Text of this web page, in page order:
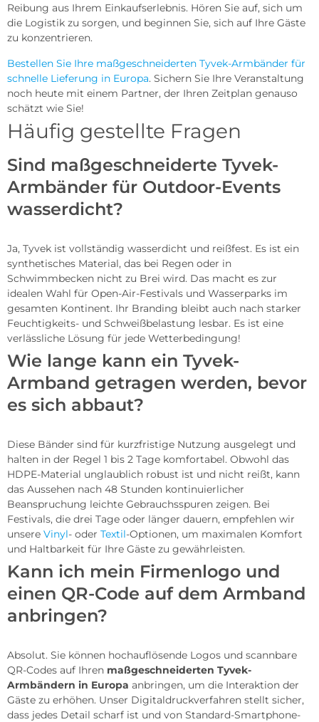
Reibung aus Ihrem Einkaufserlebnis. Hören Sie auf, sich um
die Logistik zu sorgen, und beginnen Sie, sich auf Ihre Gäste
zu konzentrieren.
Bestellen Sie Ihre maßgeschneiderten Tyvek-Armbänder für
schnelle Lieferung in Europa. Sichern Sie Ihre Veranstaltung
noch heute mit einem Partner, der Ihren Zeitplan genauso
schätzt wie Sie!
Häufig gestellte Fragen
Sind maßgeschneiderte Tyvek-
Armbänder für Outdoor-Events
wasserdicht?
Ja, Tyvek ist vollständig wasserdicht und reißfest. Es ist ein
synthetisches Material, das bei Regen oder in
Schwimmbecken nicht zu Brei wird. Das macht es zur
idealen Wahl für Open-Air-Festivals und Wasserparks im
gesamten Kontinent. Ihr Branding bleibt auch nach starker
Feuchtigkeits- und Schweißbelastung lesbar. Es ist eine
verlässliche Lösung für jede Wetterbedingung!
Wie lange kann ein Tyvek-
Armband getragen werden, bevor
es sich abbaut?
Diese Bänder sind für kurzfristige Nutzung ausgelegt und
halten in der Regel 1 bis 2 Tage komfortabel. Obwohl das
HDPE-Material unglaublich robust ist und nicht reißt, kann
das Aussehen nach 48 Stunden kontinuierlicher
Beanspruchung leichte Gebrauchsspuren zeigen. Bei
Festivals, die drei Tage oder länger dauern, empfehlen wir
unsere Vinyl- oder Textil-Optionen, um maximalen Komfort
und Haltbarkeit für Ihre Gäste zu gewährleisten.
Kann ich mein Firmenlogo und
einen QR-Code auf dem Armband
anbringen?
Absolut. Sie können hochauflösende Logos und scannbare
QR-Codes auf Ihren maßgeschneiderten Tyvek-
Armbändern in Europa anbringen, um die Interaktion der
Gäste zu erhöhen. Unser Digitaldruckverfahren stellt sicher,
dass jedes Detail scharf ist und von Standard-Smartphone-